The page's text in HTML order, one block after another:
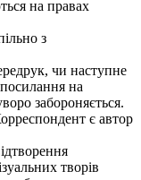
на правах
з
чи наступне
на
забороняється.
є автор
творів